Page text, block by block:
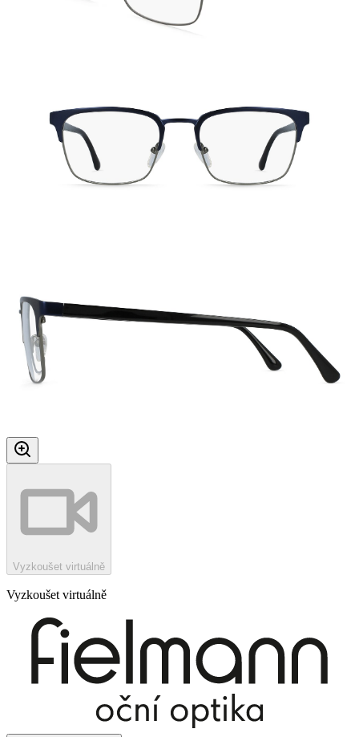
Vyzkoušet virtuálně
Vyzkoušet virtuálně